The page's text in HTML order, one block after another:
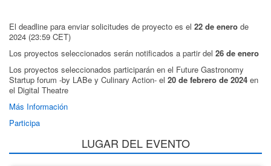
El deadline para enviar solicitudes de proyecto es el 22 de enero de
2024 (23:59 CET)
Los proyectos seleccionados serán notificados a partir del 26 de enero
Los proyectos seleccionados participarán en el Future Gastronomy
Startup forum -by LABe y Culinary Action- el 20 de febrero de 2024 en
el Digital Theatre
Más Información
Participa
LUGAR DEL EVENTO